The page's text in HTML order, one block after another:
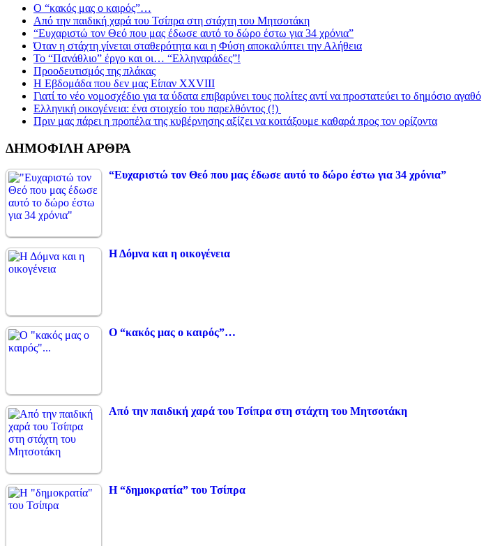
Ο “κακός μας ο καιρός”…
Από την παιδική χαρά του Τσίπρα στη στάχτη του Μητσοτάκη
“Ευχαριστώ τον Θεό που μας έδωσε αυτό το δώρο έστω για 34 χρόνια”
Όταν η στάχτη γίνεται σταθερότητα και η Φύση αποκαλύπτει την Αλήθεια
Το “Πανάθλιο” έργο και οι… “Ελληναράδες”!
Προοδευτισμός της πλάκας
Η Εβδομάδα που δεν μας Είπαν XXVIII
Γιατί το νέο νομοσχέδιο για τα ύδατα επιβαρύνει τους πολίτες αντί να προστατεύει το δημόσιο αγαθό
Ελληνική οικογένεια: ένα στοιχείο του παρελθόντος (!)
Πριν μας πάρει η προπέλα της κυβέρνησης αξίζει να κοιτάξουμε καθαρά προς τον ορίζοντα
ΔΗΜΟΦΙΛΗ ΑΡΘΡΑ
“Ευχαριστώ τον Θεό που μας έδωσε αυτό το δώρο έστω για 34 χρόνια”
Η Δόμνα και η οικογένεια
Ο “κακός μας ο καιρός”…
Από την παιδική χαρά του Τσίπρα στη στάχτη του Μητσοτάκη
Η “δημοκρατία” του Τσίπρα